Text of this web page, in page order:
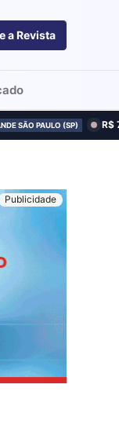
a Revista
SÃO PAULO (SP) R$